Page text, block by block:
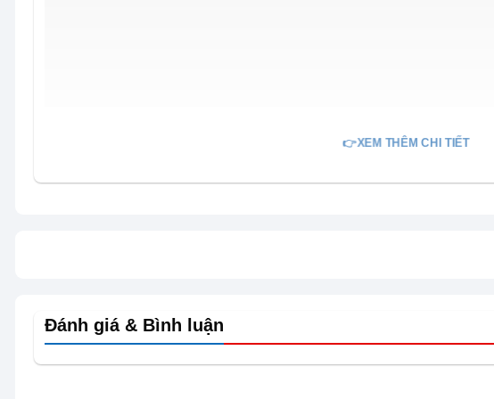
👉XEM THÊM CHI TIẾT
Đánh giá & Bình luận